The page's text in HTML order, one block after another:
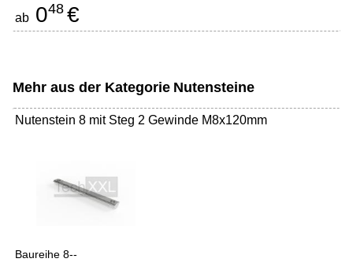
ab 048 €
Mehr aus der Kategorie Nutensteine
Nutenstein 8 mit Steg 2 Gewinde M8x120mm
Baureihe 8--